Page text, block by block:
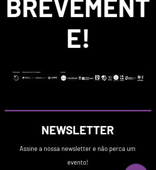
BREVEMENT
E!
NEWSLETTER
Assine a nossa newsletter e não perca um
evento!